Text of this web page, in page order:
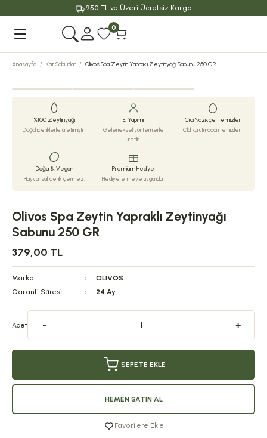
950 TL ve Üzeri Ücretsiz Kargo
Geri Dön
0
Anasayfa Katı Sabunlar Olivos Spa Zeytin Yapraklı Zeytinyağı Sabunu 250 GR
%100 Zeytinyağı
Doğal içeriklerle üretilmiştir.
El Yapımı
Geleneksel yöntemlerle
üretilir.
Cildi Nazikçe Temizler
Cildi kurutmadan temizler.
Doğal & Vegan
Hayvansal içerik içermez.
Premium Hediye
Hediye etmeye uygundur.
Olivos Spa Zeytin Yapraklı Zeytinyağı
Sabunu 250 GR
379,00 TL
Marka
OLIVOS
Garanti Süresi
24 Ay
Adet
SEPETE EKLE
HEMEN SATIN AL
Favorilere Ekle